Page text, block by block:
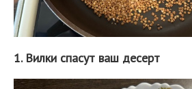
1. Вилки спасут ваш десерт